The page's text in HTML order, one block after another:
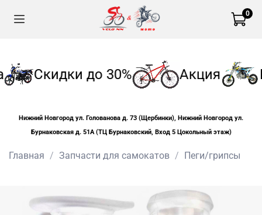
0
Скидки до 30% Акция
Нижний Новгород ул. Голованова д. 73 (Щербинки), Нижний Новгород ул.
Бурнаковская д. 51А (ТЦ Бурнаковский, Вход 5 Цокольный этаж)
Главная Запчасти для самокатов Пеги/грипсы